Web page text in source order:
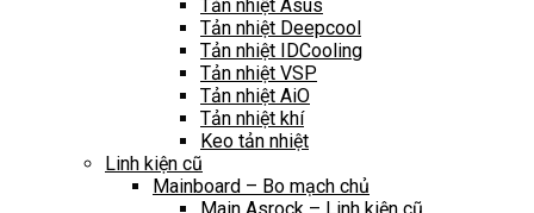
Tản nhiệt Asus
Tản nhiệt Deepcool
Tản nhiệt IDCooling
Tản nhiệt VSP
Tản nhiệt AiO
Tản nhiệt khí
Keo tản nhiệt
Linh kiện cũ
Mainboard – Bo mạch chủ